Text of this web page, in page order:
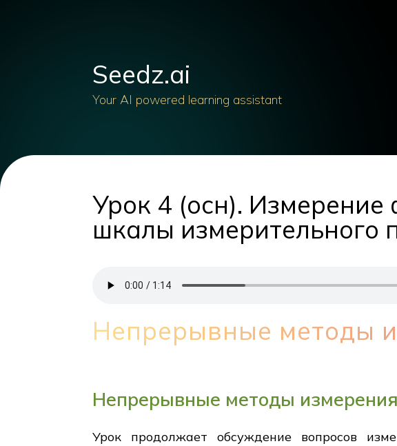
Seedz.ai
Your AI powered learning assistant
Урок 4 (осн).
шкалы измерительного
Непрерывные методы
Непрерывные методы измерения
Урок продолжает обсуждение вопросов